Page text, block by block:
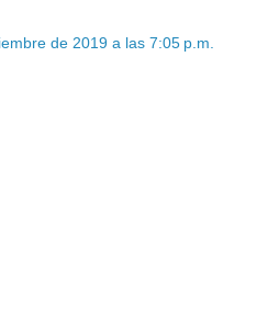
de 2019 a las 7:05 p.m.